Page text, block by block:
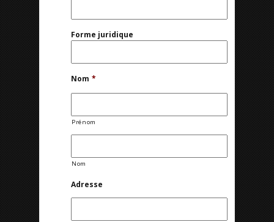
Forme juridique
Nom *
Prénom
Nom
Adresse